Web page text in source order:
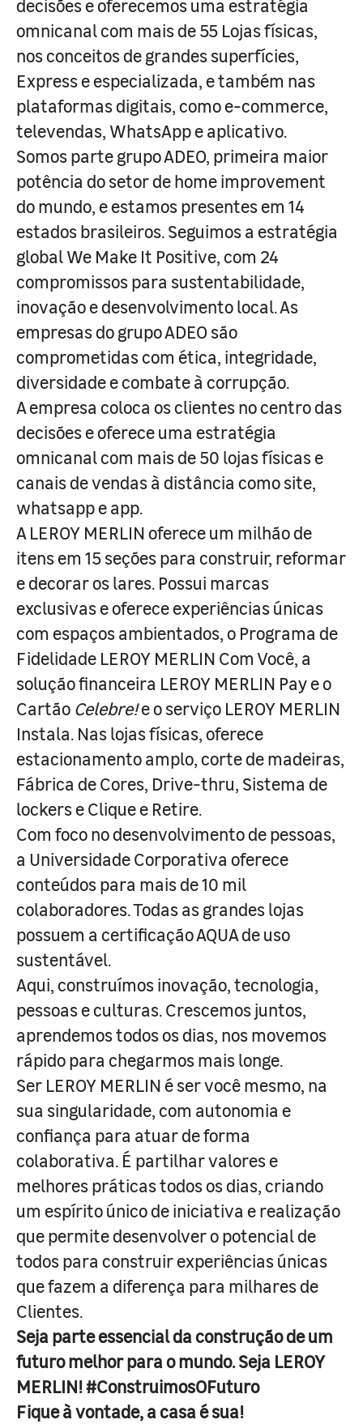
decisões e oferecemos uma estratégia
omnicanal com mais de 55 Lojas físicas,
nos conceitos de grandes superfícies,
Express e especializada, e também nas
plataformas digitais, como e-commerce,
televendas, WhatsApp e aplicativo.
Somos parte grupo ADEO, primeira maior
potência do setor de home improvement
do mundo, e estamos presentes em 14
estados brasileiros. Seguimos a estratégia
global We Make It Positive, com 24
compromissos para sustentabilidade,
inovação e desenvolvimento local. As
empresas do grupo ADEO são
comprometidas com ética, integridade,
diversidade e combate à corrupção.
A empresa coloca os clientes no centro das
decisões e oferece uma estratégia
omnicanal com mais de 50 lojas físicas e
canais de vendas à distância como site,
whatsapp e app.
A LEROY MERLIN oferece um milhão de
itens em 15 seções para construir, reformar
e decorar os lares. Possui marcas
exclusivas e oferece experiências únicas
com espaços ambientados, o Programa de
Fidelidade LEROY MERLIN Com Você, a
solução financeira LEROY MERLIN Pay e o
Cartão Celebre!e o serviço LEROY MERLIN
Instala. Nas lojas físicas, oferece
estacionamento amplo, corte de madeiras,
Fábrica de Cores, Drive-thru, Sistema de
lockers e Clique e Retire.
Com foco no desenvolvimento de pessoas,
a Universidade Corporativa oferece
conteúdos para mais de 10 mil
colaboradores. Todas as grandes lojas
possuem a certificação AQUA de uso
sustentável.
Aqui, construímos inovação, tecnologia,
pessoas e culturas. Crescemos juntos,
aprendemos todos os dias, nos movemos
rápido para chegarmos mais longe.
Ser LEROY MERLIN é ser você mesmo, na
sua singularidade, com autonomia e
confiança para atuar de forma
colaborativa. É partilhar valores e
melhores práticas todos os dias, criando
um espírito único de iniciativa e realização
que permite desenvolver o potencial de
todos para construir experiências únicas
que fazem a diferença para milhares de
Clientes.
Seja parte essencial da construção de um
futuro melhor para o mundo. Seja LEROY
MERLIN! #ConstruimosOFuturo
Fique à vontade, a casa é sua!